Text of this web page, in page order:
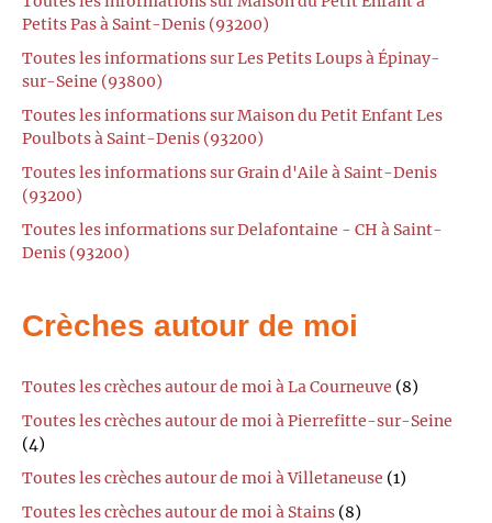
Petits Pas à Saint-Denis (93200)
Toutes les informations sur Les Petits Loups à Épinay-
sur-Seine (93800)
Toutes les informations sur Maison du Petit Enfant Les
Poulbots à Saint-Denis (93200)
Toutes les informations sur Grain d'Aile à Saint-Denis
(93200)
Toutes les informations sur Delafontaine - CH à Saint-
Denis (93200)
Crèches autour de moi
Toutes les crèches autour de moi à La Courneuve (8)
Toutes les crèches autour de moi à Pierrefitte-sur-Seine
(4)
Toutes les crèches autour de moi à Villetaneuse (1)
Toutes les crèches autour de moi à Stains (8)